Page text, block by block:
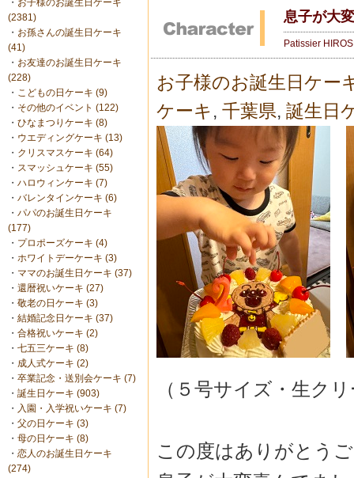
・ お子様のお誕生日ケーキ
(2381)
・ お孫さんの誕生日ケーキ
(41)
・ お友達のお誕生日ケーキ
(228)
・ こどもの日ケーキ (9)
・ その他のイベント (122)
・ ひなまつりケーキ (8)
・ ウエディングケーキ (13)
・ クリスマスケーキ (64)
・ スマッシュケーキ (55)
・ ハロウィンケーキ (7)
・ バレンタインケーキ (6)
・ パパのお誕生日ケーキ
(177)
・ プロポーズケーキ (4)
・ ホワイトデーケーキ (3)
・ ママのお誕生日ケーキ (37)
・ 還暦祝いケーキ (27)
・ 敬老の日ケーキ (3)
・ 結婚記念日ケーキ (37)
・ 合格祝いケーキ (2)
・ 七五三ケーキ (8)
・ 成人式ケーキ (2)
・ 卒業記念・送別会ケーキ (7)
・ 誕生日ケーキ (903)
・ 入園・入学祝いケーキ (7)
・ 父の日ケーキ (3)
・ 母の日ケーキ (8)
・ 恋人のお誕生日ケーキ
(274)
息子が大
Patissier
お子様のお誕生日ケー
ケーキ , 千葉県, 誕生日
（５号サイズ・生ク
この度はありがとう